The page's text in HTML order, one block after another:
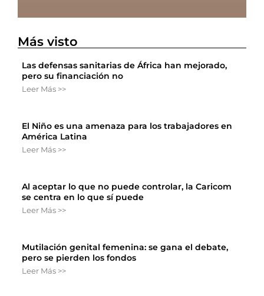
Más visto
Las defensas sanitarias de África han mejorado,
pero su financiación no
Leer Más >>
El Niño es una amenaza para los trabajadores en
América Latina
Leer Más >>
Al aceptar lo que no puede controlar, la Caricom
se centra en lo que sí puede
Leer Más >>
Mutilación genital femenina: se gana el debate,
pero se pierden los fondos
Leer Más >>